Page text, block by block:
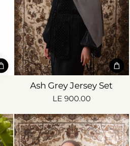
Ash Grey Jersey Set
LE 900.00